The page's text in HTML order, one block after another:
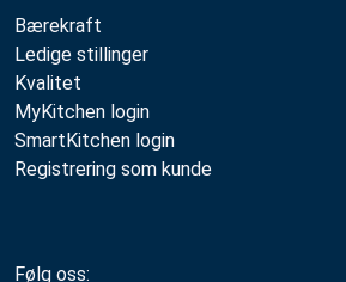
Bærekraft
Ledige stillinger
Kvalitet
MyKitchen login
SmartKitchen login
Registrering som kunde
Følg oss: